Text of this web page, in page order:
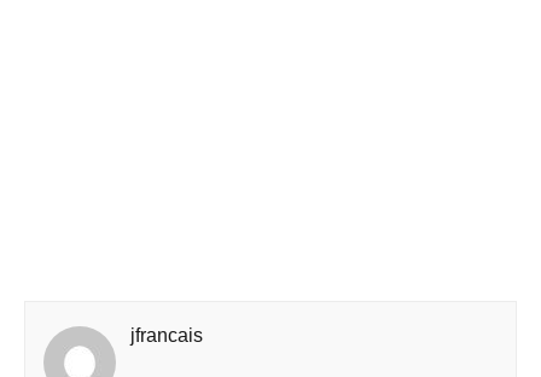
jfrancais